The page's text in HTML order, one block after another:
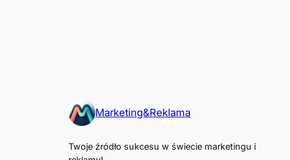
Marketing&Reklama
Twoje źródło sukcesu w świecie marketingu i